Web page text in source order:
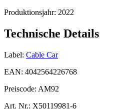
Produktionsjahr: 2022
Technische Details
Label: Cable Car
EAN: 4042564226768
Preiscode: AM92
Art. Nr.: X50119981-6